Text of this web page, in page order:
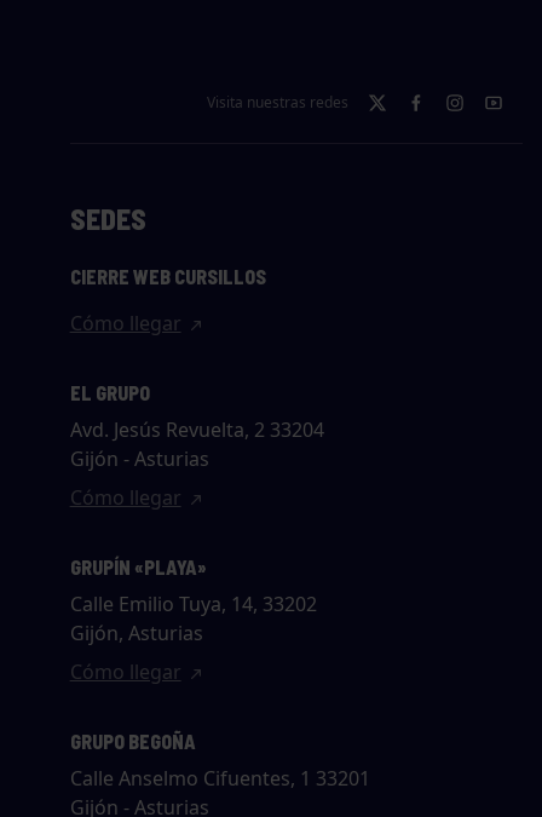
Visita nuestras redes
SEDES
CIERRE WEB CURSILLOS
Cómo llegar
EL GRUPO
Avd. Jesús Revuelta, 2 33204
Gijón - Asturias
Cómo llegar
GRUPÍN «PLAYA»
Calle Emilio Tuya, 14, 33202
Gijón, Asturias
Cómo llegar
GRUPO BEGOÑA
Calle Anselmo Cifuentes, 1 33201
Gijón - Asturias